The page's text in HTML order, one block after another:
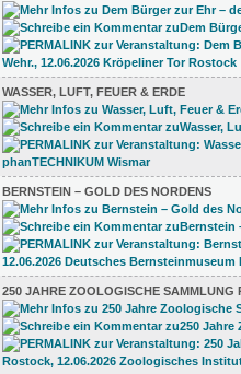
WASSER, LUFT, FEUER & ERDE
BERNSTEIN – GOLD DES NORDENS
250 JAHRE ZOOLOGISCHE SAMMLUNG